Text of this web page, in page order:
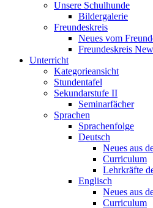
Unsere Schulhunde
Bildergalerie
Freundeskreis
Neues vom
Freundeskreis
Unterricht
Kategorieansicht
Stundentafel
Sekundarstufe II
Seminarfächer
Sprachen
Sprachenfolge
Deutsch
Neues aus
Curriculum
Lehrkräfte
Englisch
Neues aus
Curriculum